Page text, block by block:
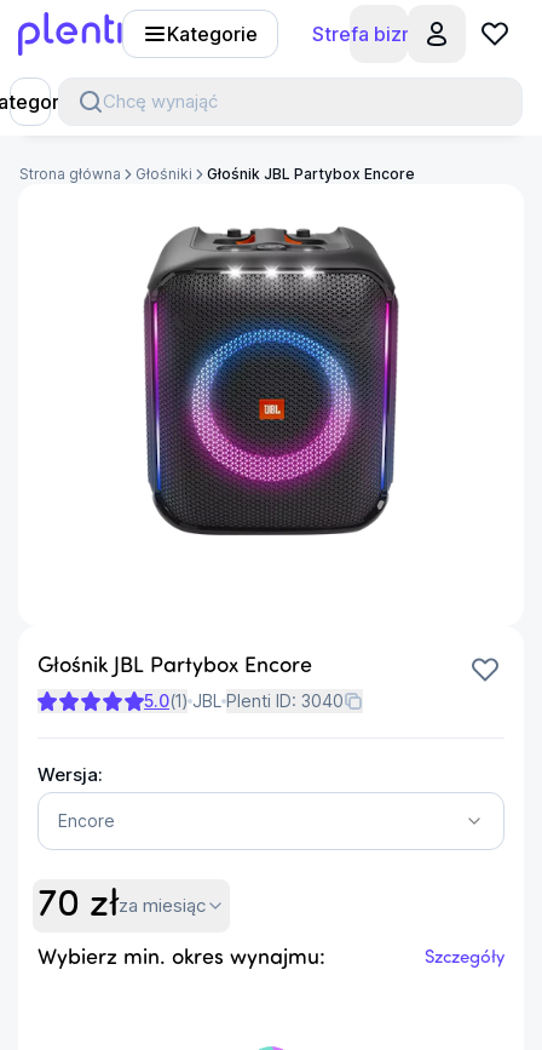
Kategorie Strefa biznesu
Chcę wynająć
Strona główna Głośniki Głośnik JBL Partybox Encore
Głośnik JBL Partybox Encore
5.0(1) JBL Plenti ID: 3040
Wersja:
Encore
70 złza miesiąc
Wybierz min. okres wynajmu: Szczegóły